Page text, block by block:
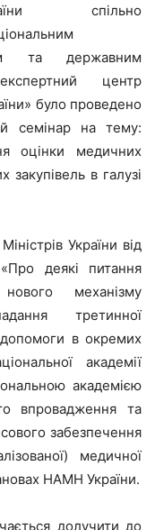
спільно
та державним
центр
було проведено
семінар на тему:
оцінки медичних
закупівель в галузі
України від
деякі питання
механізму
третинної
допомоги в окремих
академії
академією
впровадження та
забезпечення
медичної
НАМН України.
долучити до